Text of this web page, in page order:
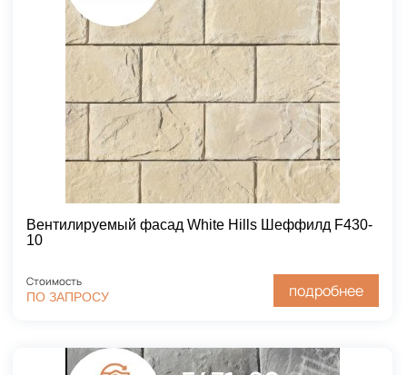
Вентилируемый фасад White Hills Шеффилд F430-
10
Стоимость
ПО ЗАПРОСУ
подробнее